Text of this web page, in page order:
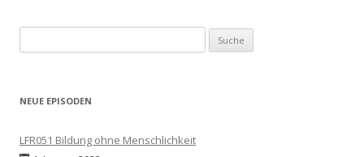
nach:
NEUE EPISODEN
LFR051 Bildung ohne Menschlichkeit